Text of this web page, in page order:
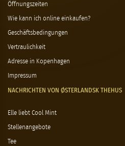
Öffnungszeiten
Wie kann ich online einkaufen?
Geschäftsbedingungen
Vertraulichkeit
Adresse in Kopenhagen
Impressum
NACHRICHTEN VON ØSTERLANDSK THEHUS
Elle liebt Cool Mint
Stellenangebote
Tee